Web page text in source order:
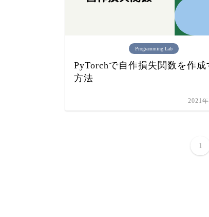
Programming Lab
PyTorchで自作損失関数を作成
方法
2021
1